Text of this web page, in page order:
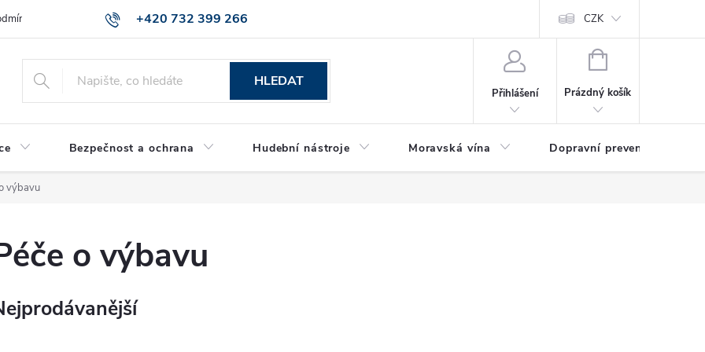
+420 732 399 266
ochrany osobních údajů Reklamace zboží CZK
HLEDAT
Přihlášení
NÁKUPNÍ
Prázdný košík
Bezpečnost a ochrana Hudební nástroje Moravská vína Dopravní prevence
výbavu
o výbavu